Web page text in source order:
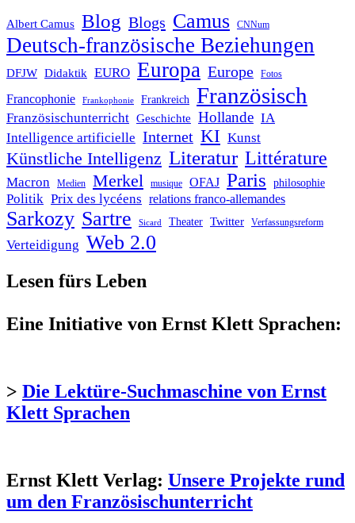
Albert Camus Blog Blogs Camus CNNum
Deutsch-französische Beziehungen
DFJW Didaktik EURO Europa Europe Fotos
Francophonie Frankophonie Frankreich Französisch
Französischunterricht Geschichte Hollande IA
Intelligence artificielle Internet KI Kunst
Künstliche Intelligenz Literatur Littérature
Macron Medien Merkel musique OFAJ Paris philosophie
Politik Prix des lycéens relations franco-allemandes
Sarkozy Sartre Sicard Theater Twitter Verfassungsreform
Verteidigung Web 2.0
Lesen fürs Leben
Eine Initiative von Ernst Klett Sprachen:
> Die Lektüre-Suchmaschine von Ernst
Klett Sprachen
Ernst Klett Verlag: Unsere Projekte rund
um den Französischunterricht